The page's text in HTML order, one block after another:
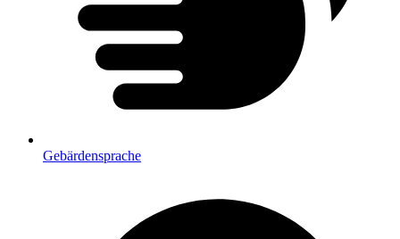
Gebärdensprache